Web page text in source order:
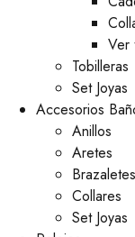
Ver
Tobilleras
Set Joyas
Accesorios
Anillos
Aretes
Brazaletes
Collares
Set Joyas